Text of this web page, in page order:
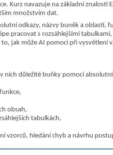
Kurz navazuje na základní znalosti
množstvím dat.
odkazy, názvy buněk a oblastí,
pracovat s rozsáhlejšími
to, jak může AI pomoci při
nich důležité buňky pomocí
obsah,
tabulkách,
vzorců, hledání chyb a návrhu